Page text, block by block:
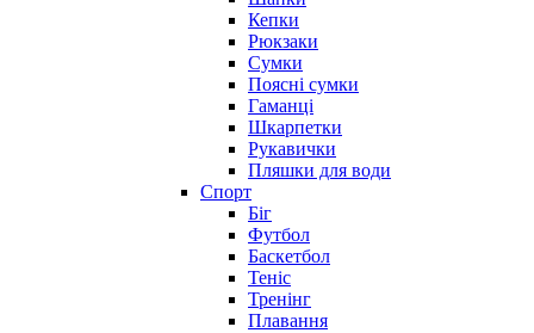
Кепки
Рюкзаки
Сумки
Поясні сумки
Гаманці
Шкарпетки
Рукавички
Пляшки для води
Спорт
Біг
Футбол
Баскетбол
Теніс
Тренінг
Плавання